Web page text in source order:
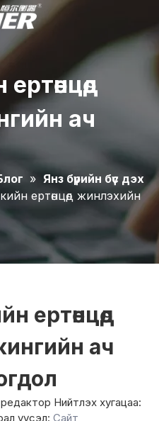
ач
» Янз бүрийн бүс дэх
ертөнцөд жинлэхийн
ертөнцөд
ач
Нийтлэх хугацаа:
үүсэл: Сайт